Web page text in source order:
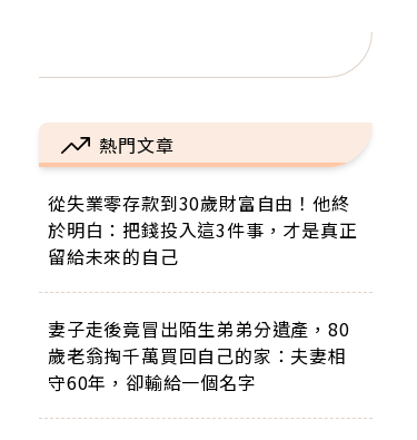
熱門文章
從失業零存款到30歲財富自由！他終
於明白：把錢投入這3件事，才是真正
留給未來的自己
妻子走後竟冒出陌生弟弟分遺產，80
歲老翁掏千萬買回自己的家：夫妻相
守60年，卻輸給一個名字